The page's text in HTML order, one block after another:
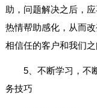
助，问题解决之后，
热情帮助感化，从而
相信任的客户和我们之
5、不断学习，不
务技巧